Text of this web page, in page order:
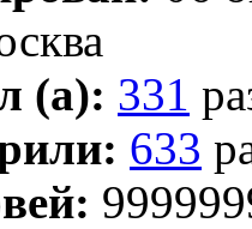
(а): 331
633